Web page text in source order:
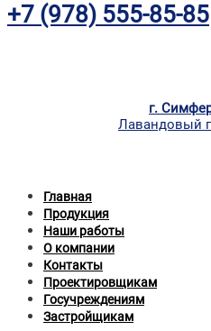
+7 (978) 555-85-85
г.
Лавандовый
Главная
Продукция
Наши работы
О компании
Контакты
Проектировщикам
Госучреждениям
Застройщикам